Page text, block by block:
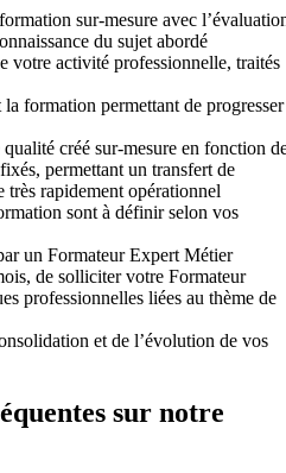
sur-mesure avec
du sujet abordé
votre activité professionnelle, traités
formation permettant de progresser
créé sur-mesure en fonction
permettant un transfert de
très rapidement opérationnel
sont à définir selon vos
un Formateur Expert Métier
de solliciter votre Formateur
professionnelles liées au thème de
et de l’évolution de vos
sur notre